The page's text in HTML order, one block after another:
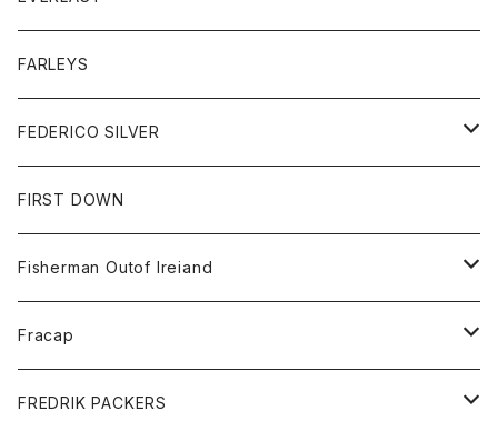
シャツ
セーター
ボトム
ショートパンツ
パンツ
レディース
コート
ジャケット
トップス
ジャケット
スエットシャツ
ボトム
スエットパンツ
グッズ
帽子
FARLEYS
FEDERICO SILVER
アクセサリー
FIRST DOWN
Fisherman Outof Ireiand
ニット
Fracap
グッズ
FREDRIK PACKERS